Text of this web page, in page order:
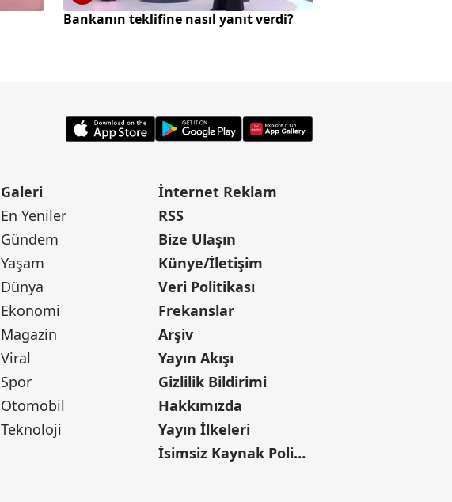
Bankanın teklifine nasıl yanıt verdi?
Galeri
En Yeniler
Gündem
Yaşam
Dünya
Ekonomi
Magazin
Viral
Spor
Otomobil
Teknoloji
İnternet Reklam
RSS
Bize Ulaşın
Künye/İletişim
Veri Politikası
Frekanslar
Arşiv
Yayın Akışı
Gizlilik Bildirimi
Hakkımızda
Yayın İlkeleri
İsimsiz Kaynak Politikası